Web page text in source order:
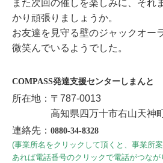
また次回の催しを楽しみに、それ
かり頑張りましょうか。
お友達を見守る壁のジャックオー
微笑んでいるようでした。
COMPASS発達支援センターしまんと
所在地：〒787-0013
高知県四万十市右山天神町
連絡先： 0880-34-8328
(事業所名をクリックして頂くと、事業所
あれば電話番号のクリックで電話がつなが